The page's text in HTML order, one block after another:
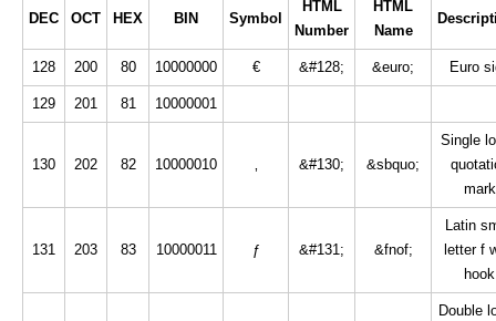
DEC OCT HEX BIN Symbol
HTML
Number
HTML
Name
128 200 80 10000000 € &#128; &euro; Euro
129 201 81 10000001
130 202 82 10000010 ‚ &#130; &sbquo;
Single
mark
131 203 83 10000011 ƒ &#131; &fnof;
Latin
letter f
hook
Double